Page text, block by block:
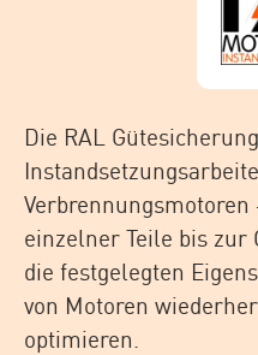
Die RAL
einzelner Teile bis
die festgelegten
von Motoren
optimieren.